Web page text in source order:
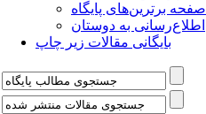
صفحه برترین‌های پایگاه
اطلاع‌رسانی به دوستان
بایگانی مقالات زیر چاپ